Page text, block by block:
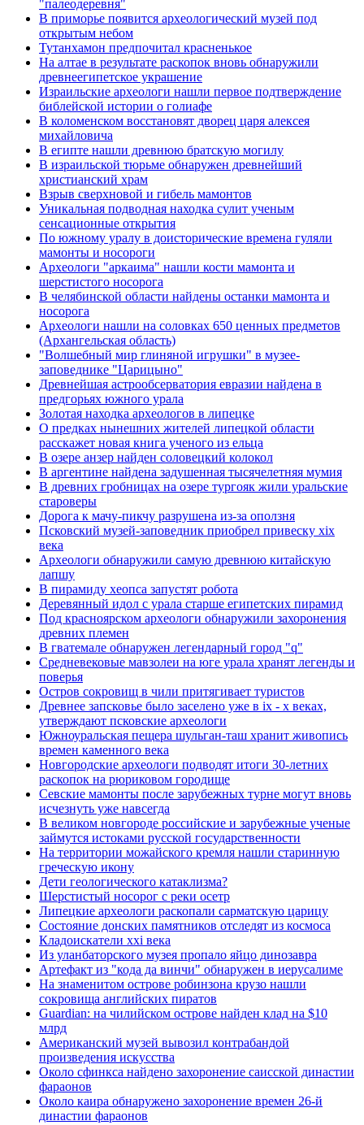
"палеодеревня"
В приморье появится археологический музей под
открытым небом
Тутанхамон предпочитал красненькое
На алтае в результате раскопок вновь обнаружили
древнеегипетское украшение
Израильские археологи нашли первое подтверждение
библейской истории о голиафе
В коломенском восстановят дворец царя алексея
михайловича
В египте нашли древнюю братскую могилу
В израильской тюрьме обнаружен древнейший
христианский храм
Взрыв сверхновой и гибель мамонтов
Уникальная подводная находка сулит ученым
сенсационные открытия
По южному уралу в доисторические времена гуляли
мамонты и носороги
Археологи "аркаима" нашли кости мамонта и
шерстистого носорога
В челябинской области найдены останки мамонта и
носорога
Археологи нашли на соловках 650 ценных предметов
(Архангельская область)
"Волшебный мир глиняной игрушки" в музее-
заповеднике "Царицыно"
Древнейшая астрообсерватория евразии найдена в
предгорьях южного урала
Золотая находка археологов в липецке
О предках нынешних жителей липецкой области
расскажет новая книга ученого из ельца
В озере анзер найден соловецкий колокол
В аргентине найдена задушенная тысячелетняя мумия
В древних гробницах на озере тургояк жили уральские
староверы
Дорога к мачу-пикчу разрушена из-за оползня
Псковский музей-заповедник приобрел привеску xix
века
Археологи обнаружили самую древнюю китайскую
лапшу
В пирамиду хеопса запустят робота
Деревянный идол с урала старше египетских пирамид
Под красноярском археологи обнаружили захоронения
древних племен
В гватемале обнаружен легендарный город "q"
Средневековые мавзолеи на юге урала хранят легенды и
поверья
Остров сокровищ в чили притягивает туристов
Древнее запсковье было заселено уже в ix - x веках,
утверждают псковские археологи
Южноуральская пещера шульган-таш хранит живопись
времен каменного века
Новгородские археологи подводят итоги 30-летних
раскопок на рюриковом городище
Севские мамонты после зарубежных турне могут вновь
исчезнуть уже навсегда
В великом новгороде российские и зарубежные ученые
займутся истоками русской государственности
На территории можайского кремля нашли старинную
греческую икону
Дети геологического катаклизма?
Шерстистый носорог с реки осетр
Липецкие археологи раскопали сарматскую царицу
Состояние донских памятников отследят из космоса
Кладоискатели xxi века
Из уланбаторского музея пропало яйцо динозавра
Артефакт из "кода да винчи" обнаружен в иерусалиме
На знаменитом острове робинзона крузо нашли
сокровища английских пиратов
Guardian: на чилийском острове найден клад на $10
млрд
Американский музей вывозил контрабандой
произведения искусства
Около сфинкса найдено захоронение саисской династии
фараонов
Около каира обнаружено захоронение времен 26-й
династии фараонов